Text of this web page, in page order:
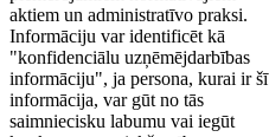
aktiem un administratīvo praksi.
Informāciju var identificēt kā
"konfidenciālu uzņēmējdarbības
informāciju", ja persona, kurai ir šī
informācija, var gūt no tās
saimniecisku labumu vai iegūt